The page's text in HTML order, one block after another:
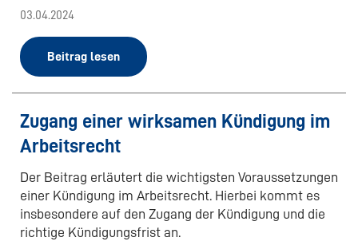
03.04.2024
Beitrag lesen
Zugang einer wirksamen Kündigung im
Arbeitsrecht
Der Beitrag erläutert die wichtigsten Voraussetzungen
einer Kündigung im Arbeitsrecht. Hierbei kommt es
insbesondere auf den Zugang der Kündigung und die
richtige Kündigungsfrist an.